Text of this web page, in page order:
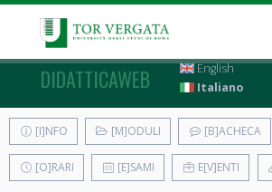
DIDATTICAWEB
English
Italiano
[I]NFO [M]ODULI [B]ACHECA
[O]RARI [E]SAMI E[V]ENTI